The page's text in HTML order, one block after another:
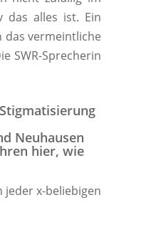
das alles ist. Ein
das vermeintliche
SWR-Sprecherin
Neuhausen
hier, wie
jeder x-beliebigen